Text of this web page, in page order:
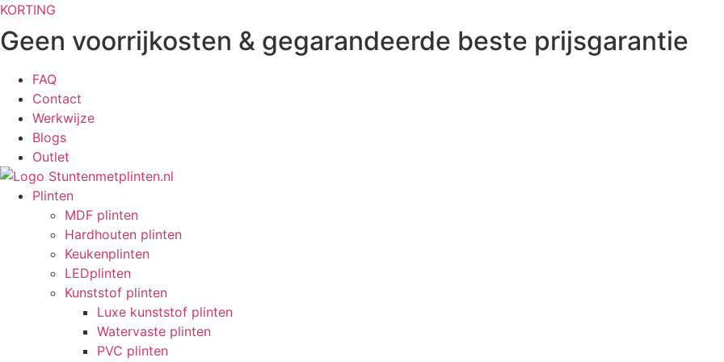
Ga
naar
de
KORTING
Geen voorrijkosten & gegarandeerde beste prijsgarantie
FAQ
Contact
Werkwijze
Blogs
Outlet
Plinten
MDF plinten
Hardhouten plinten
Keukenplinten
LEDplinten
Kunststof plinten
Luxe kunststof plinten
Watervaste plinten
PVC plinten